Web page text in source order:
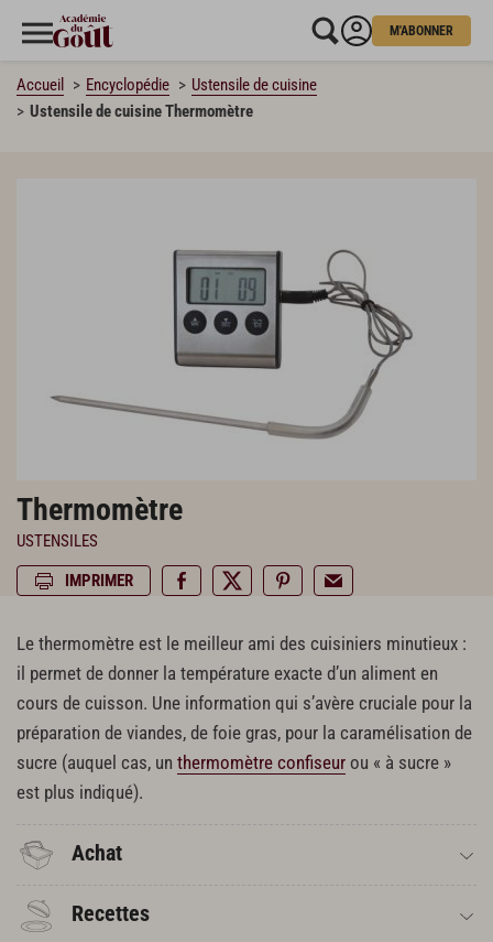
M'ABONNER
Accueil Encyclopédie
Ustensile de cuisine
Ustensile de cuisine Thermomètre
Thermomètre
USTENSILES
IMPRIMER
Le thermomètre est le meilleur ami des cuisiniers minutieux :
il permet de donner la température exacte d’un aliment en
cours de cuisson. Une information qui s’avère cruciale pour la
préparation de viandes, de foie gras, pour la caramélisation de
sucre (auquel cas, un thermomètre confiseur ou « à sucre »
est plus indiqué).
Achat
Recettes